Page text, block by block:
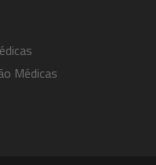
Médicas